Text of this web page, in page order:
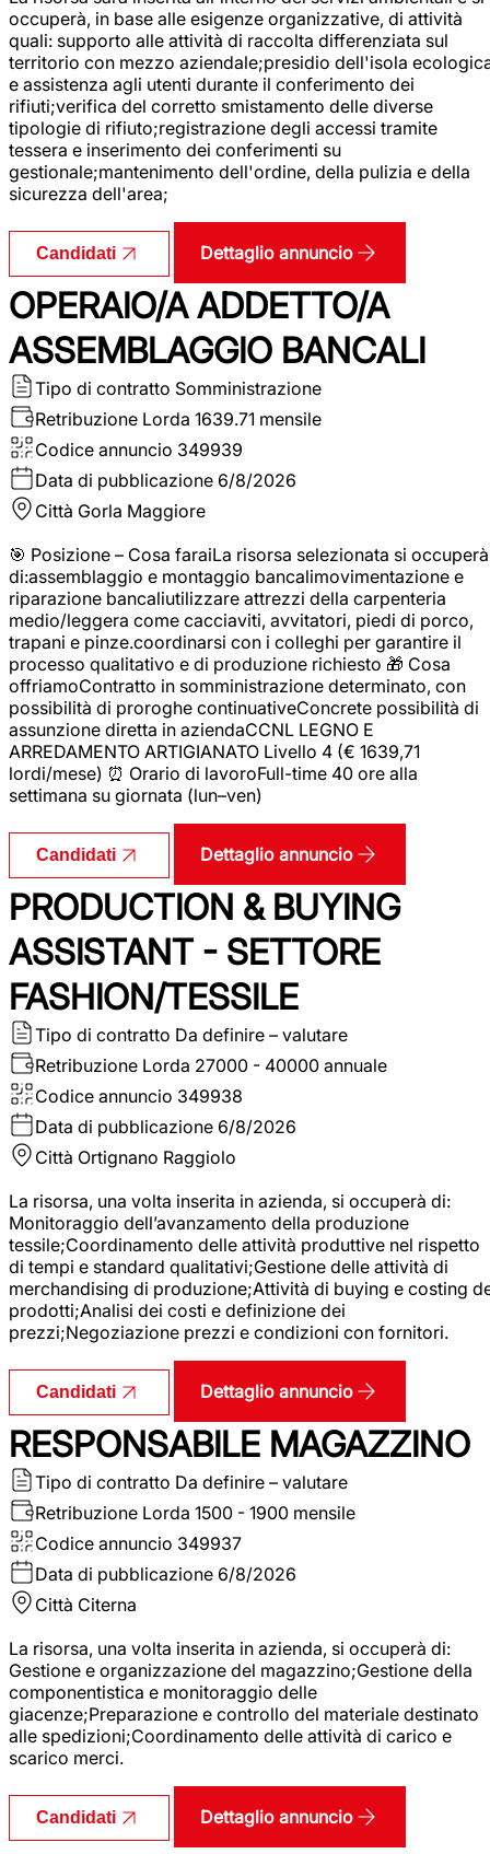
occuperà, in base alle esigenze organizzative, di attività
quali: supporto alle attività di raccolta differenziata sul
territorio con mezzo aziendale;presidio dell'isola
e assistenza agli utenti durante il conferimento dei
rifiuti;verifica del corretto smistamento delle diverse
tipologie di rifiuto;registrazione degli accessi tramite
tessera e inserimento dei conferimenti su
gestionale;mantenimento dell'ordine, della pulizia e della
sicurezza dell'area;
Candidati Dettaglio annuncio
OPERAIO/A ADDETTO/A
ASSEMBLAGGIO BANCALI
Tipo di contratto Somministrazione
Retribuzione Lorda 1639.71 mensile
Codice annuncio 349939
Data di pubblicazione 6/8/2026
Città Gorla Maggiore
🎯 Posizione – Cosa faraiLa risorsa selezionata si occuperà
di:assemblaggio e montaggio bancalimovimentazione e
riparazione bancaliutilizzare attrezzi della carpenteria
medio/leggera come cacciaviti, avvitatori, piedi di porco,
trapani e pinze.coordinarsi con i colleghi per garantire il
processo qualitativo e di produzione richiesto 🎁 Cosa
offriamoContratto in somministrazione determinato, con
possibilità di proroghe continuativeConcrete possibilità di
assunzione diretta in aziendaCCNL LEGNO E
ARREDAMENTO ARTIGIANATO Livello 4 (€ 1639,71
lordi/mese) ⏰ Orario di lavoroFull-time 40 ore alla
settimana su giornata (lun–ven)
Candidati Dettaglio annuncio
PRODUCTION & BUYING
ASSISTANT - SETTORE
FASHION/TESSILE
Tipo di contratto Da definire – valutare
Retribuzione Lorda 27000 - 40000 annuale
Codice annuncio 349938
Data di pubblicazione 6/8/2026
Città Ortignano Raggiolo
La risorsa, una volta inserita in azienda, si occuperà di:
Monitoraggio dell’avanzamento della produzione
tessile;Coordinamento delle attività produttive nel rispetto
di tempi e standard qualitativi;Gestione delle attività di
merchandising di produzione;Attività di buying e costing
prodotti;Analisi dei costi e definizione dei
prezzi;Negoziazione prezzi e condizioni con fornitori.
Candidati Dettaglio annuncio
RESPONSABILE MAGAZZINO
Tipo di contratto Da definire – valutare
Retribuzione Lorda 1500 - 1900 mensile
Codice annuncio 349937
Data di pubblicazione 6/8/2026
Città Citerna
La risorsa, una volta inserita in azienda, si occuperà di:
Gestione e organizzazione del magazzino;Gestione della
componentistica e monitoraggio delle
giacenze;Preparazione e controllo del materiale destinato
alle spedizioni;Coordinamento delle attività di carico e
scarico merci.
Candidati Dettaglio annuncio